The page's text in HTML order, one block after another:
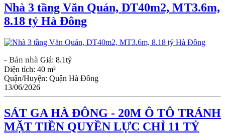
Nhà 3 tầng Văn Quán, DT40m2, MT3.6m,
8.18 tỷ Hà Đông
- Bán nhà Giá: 8.1tỷ
Diện tích: 40 m²
Quận/Huyện: Quận Hà Đông
13/06/2026
SÁT GA HÀ ĐÔNG - 20M Ô TÔ TRÁNH
MẶT TIỀN QUYỀN LỰC CHỈ 11 TỶ